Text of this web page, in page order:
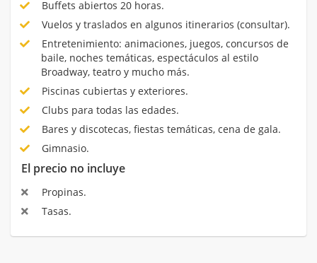
Buffets abiertos 20 horas.
Vuelos y traslados en algunos itinerarios (consultar).
Entretenimiento: animaciones, juegos, concursos de
baile, noches temáticas, espectáculos al estilo
Broadway, teatro y mucho más.
Piscinas cubiertas y exteriores.
Clubs para todas las edades.
Bares y discotecas, fiestas temáticas, cena de gala.
Gimnasio.
El precio no incluye
Propinas.
Tasas.